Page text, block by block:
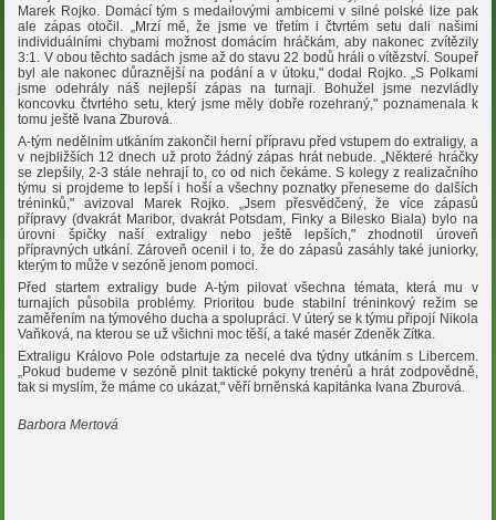
Marek Rojko. Domácí tým s medailovými ambicemi v silné polské lize pak
ale zápas otočil. „Mrzí mě, že jsme ve třetím i čtvrtém setu dali našimi
individuálními chybami možnost domácím hráčkám, aby nakonec zvítězily
3:1. V obou těchto sadách jsme až do stavu 22 bodů hráli o vítězství. Soupeř
byl ale nakonec důraznější na podání a v útoku," dodal Rojko. „S Polkami
jsme odehrály náš nejlepší zápas na turnaji. Bohužel jsme nezvládly
koncovku čtvrtého setu, který jsme měly dobře rozehraný," poznamenala k
tomu ještě Ivana Zburová.
A-tým nedělním utkáním zakončil herní přípravu před vstupem do extraligy, a
v nejbližších 12 dnech už proto žádný zápas hrát nebude. „Některé hráčky
se zlepšily, 2-3 stále nehrají to, co od nich čekáme. S kolegy z realizačního
týmu si projdeme to lepší i hoší a všechny poznatky přeneseme do dalších
tréninků," avizoval Marek Rojko. „Jsem přesvědčený, že více zápasů
přípravy (dvakrát Maribor, dvakrát Potsdam, Finky a Bilesko Biala) bylo na
úrovni špičky naší extraligy nebo ještě lepších," zhodnotil úroveň
přípravných utkání. Zároveň ocenil i to, že do zápasů zasáhly také juniorky,
kterým to může v sezóně jenom pomoci.
Před startem extraligy bude A-tým pilovat všechna témata, která mu v
turnajích působila problémy. Prioritou bude stabilní tréninkový režim se
zaměřením na týmového ducha a spolupráci. V úterý se k týmu připojí Nikola
Vaňková, na kterou se už všichni moc těší, a také masér Zdeněk Zítka.
Extraligu Královo Pole odstartuje za necelé dva týdny utkáním s Libercem.
„Pokud budeme v sezóně plnit taktické pokyny trenérů a hrát zodpovědně,
tak si myslím, že máme co ukázat," věří brněnská kapitánka Ivana Zburová.
Barbora Mertová